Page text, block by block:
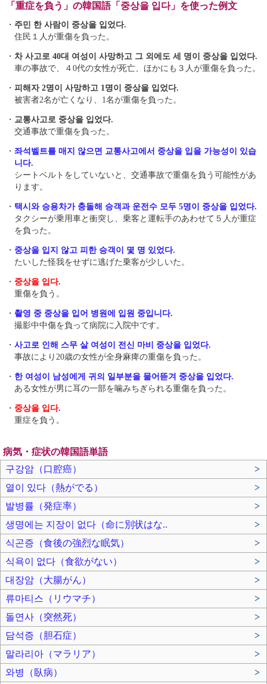
「重症を負う」の韓国語「중상을 입다」を使った例文
・ 주민 한 사람이 중상을 입었다.
住民１人が重傷を負った。
・ 차 사고로 40대 여성이 사망하고 그 외에도 세 명이 중상을 입었다.
車の事故で、４0代の女性が死亡、ほかにも３人が重傷を負った。
・ 피해자 2명이 사망하고 1명이 중상을 입었다.
被害者2名が亡くなり、1名が重傷を負った。
・ 교통사고로 중상을 입었다.
交通事故で重傷を負った。
・ 좌석벨트를 매지 않으면 교통사고에서 중상을 입을 가능성이 있습
니다.
シートベルトをしていないと、交通事故で重傷を負う可能性があ
ります。
・ 택시와 승용차가 충돌해 승객과 운전수 모두 5명이 중상을 입었다.
タクシーが乗用車と衝突し、乗客と運転手のあわせて５人が重症
を負った。
・ 중상을 입지 않고 피한 승객이 몇 명 있었다.
たいした怪我をせずに逃げた乗客が少しいた。
・ 중상을 입다.
重傷を負う。
・ 촬영 중 중상을 입어 병원에 입원 중입니다.
撮影中中傷を負って病院に入院中です。
・ 사고로 인해 스무 살 여성이 전신 마비 중상을 입었다.
事故により20歳の女性が全身麻痺の重傷を負った。
・ 한 여성이 남성에게 귀의 일부분을 물어뜯겨 중상을 입었다.
ある女性が男に耳の一部を噛みちぎられる重傷を負った。
・ 중상을 입다.
重症を負う。
病気・症状の韓国語単語
구강암（口腔癌）
>
열이 있다（熱がでる）
>
발병률（発症率）
>
생명에는 지장이 없다（命に別状はな..
>
식곤증（食後の強烈な眠気）
>
식욕이 없다（食欲がない）
>
대장암（大腸がん）
>
류마티스（リウマチ）
>
돌연사（突然死）
>
담석증（胆石症）
>
말라리아（マラリア）
>
와병（臥病）
>